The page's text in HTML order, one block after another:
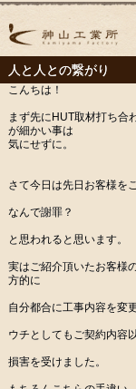
人と人との繋がり
こんちは！
まず先にHUT取材打ち合
が細かい事は
気にせずに。
さて今日は先日お客様を
なんで謝罪？
と思われると思います。
実はご紹介頂いたお客様
方的に
自分都合に工事内容を変
ウチとしてもご契約内容
損害を受けました。